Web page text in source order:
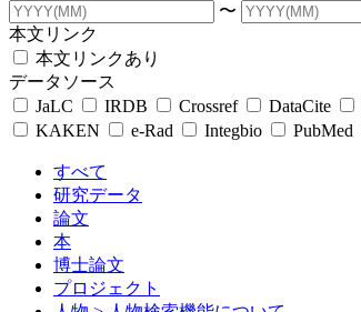
〜
本文リンク
本文リンクあり
データソース
JaLC
IRDB Crossref DataCite
KAKEN
e-Rad Integbio PubMed
すべて
研究データ
論文
本
博士論文
プロジェクト